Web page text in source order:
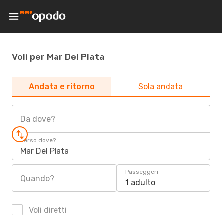
Voli per Mar Del Plata
Andata e ritorno Sola andata
Da dove?
Verso dove?
Mar Del Plata
Quando?
Passeggeri
1 adulto
Voli diretti